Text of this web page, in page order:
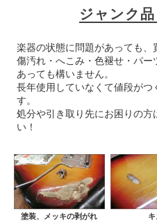
ジャンク
楽器の状態に問題があっても、
傷汚れ・へこみ・色褪せ・パ
あっても構いません。
長年使用していなくて値段が
す。
処分や引き取り先にお困りの方
い！
塗装、メッキの剥がれ